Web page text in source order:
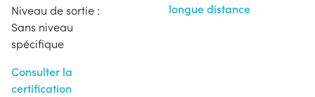
Niveau de sortie :
Sans niveau
spécifique
Consulter la
certification
longue distance